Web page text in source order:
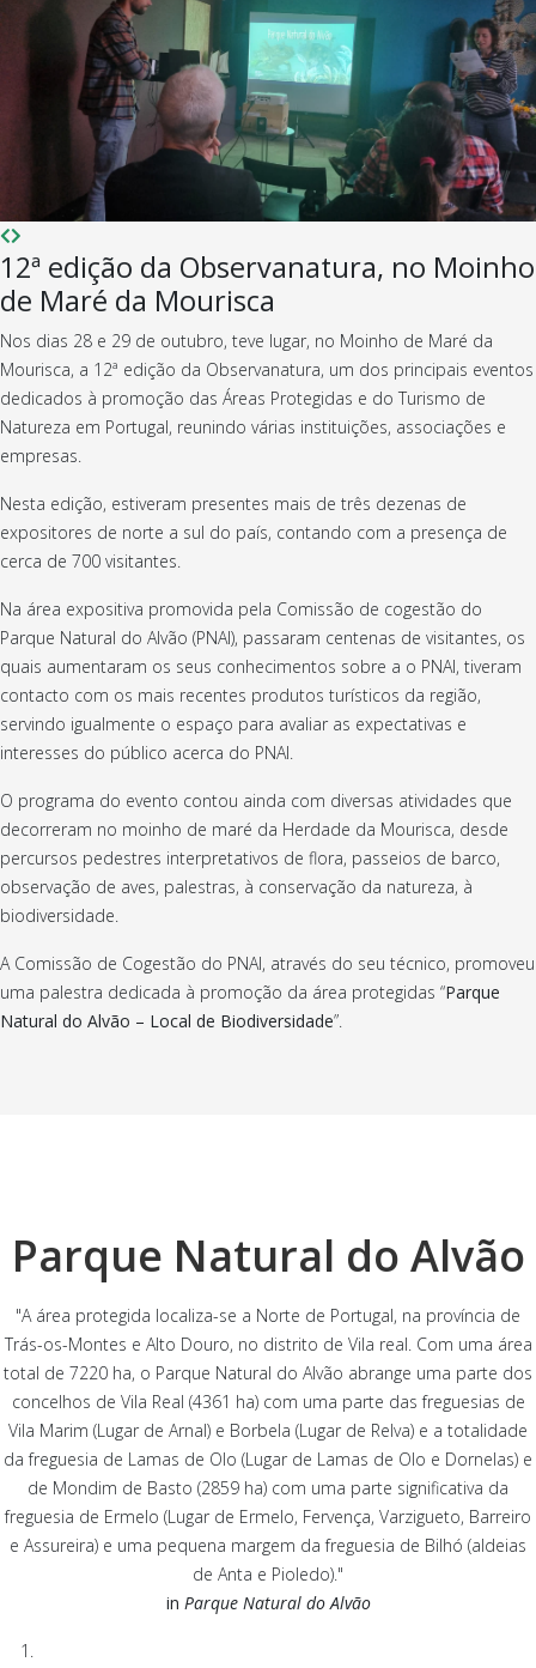
12ª edição da Observanatura, no Moinho
de Maré da Mourisca
Nos dias 28 e 29 de outubro, teve lugar, no Moinho de Maré da
Mourisca, a 12ª edição da Observanatura, um dos principais eventos
dedicados à promoção das Áreas Protegidas e do Turismo de
Natureza em Portugal, reunindo várias instituições, associações e
empresas.
Nesta edição, estiveram presentes mais de três dezenas de
expositores de norte a sul do país, contando com a presença de
cerca de 700 visitantes.
Na área expositiva promovida pela Comissão de cogestão do
Parque Natural do Alvão (PNAl), passaram centenas de visitantes, os
quais aumentaram os seus conhecimentos sobre a o PNAl, tiveram
contacto com os mais recentes produtos turísticos da região,
servindo igualmente o espaço para avaliar as expectativas e
interesses do público acerca do PNAl.
O programa do evento contou ainda com diversas atividades que
decorreram no moinho de maré da Herdade da Mourisca, desde
percursos pedestres interpretativos de flora, passeios de barco,
observação de aves, palestras, à conservação da natureza, à
biodiversidade.
A Comissão de Cogestão do PNAl, através do seu técnico, promoveu
uma palestra dedicada à promoção da área protegidas “Parque
Natural do Alvão – Local de Biodiversidade”.
Parque Natural do Alvão
"A área protegida localiza-se a Norte de Portugal, na província de
Trás-os-Montes e Alto Douro, no distrito de Vila real. Com uma área
total de 7220 ha, o Parque Natural do Alvão abrange uma parte dos
concelhos de Vila Real (4361 ha) com uma parte das freguesias de
Vila Marim (Lugar de Arnal) e Borbela (Lugar de Relva) e a totalidade
da freguesia de Lamas de Olo (Lugar de Lamas de Olo e Dornelas) e
de Mondim de Basto (2859 ha) com uma parte significativa da
freguesia de Ermelo (Lugar de Ermelo, Fervença, Varzigueto, Barreiro
e Assureira) e uma pequena margem da freguesia de Bilhó (aldeias
de Anta e Pioledo)."
in Parque Natural do Alvão